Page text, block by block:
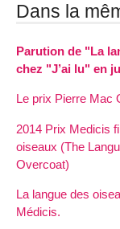
Dans la
Parution de "La
chez "J’ai lu" en
Le prix Pierre Mac
2014 Prix Medicis
oiseaux (The
Overcoat)
La langue des
Médicis.